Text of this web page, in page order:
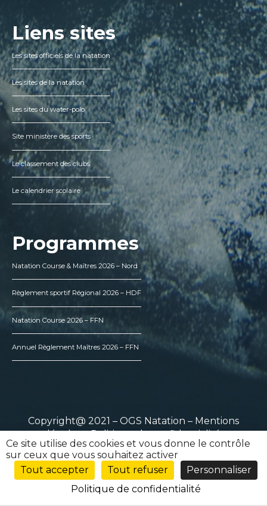
Liens sites
Les sites officiels de la natation
Les sites de la natation
Les sites du water-polo
Site ministère des sports
Le classement des clubs
Le calendrier scolaire
Programmes
Natation Course & Maîtres 2026 – Nord
Règlement sportif Régional 2026 – HDF
Natation Course 2026 – FFN
Annuel Règlement Maîtres 2026 – FFN
Copyright@ 2021 – OGS Natation – Mentions
légales–Politique de confidentialité
Ce site utilise des cookies et vous donne le contrôle
sur ceux que vous souhaitez activer
Tout accepter
Tout refuser
Personnaliser
Politique de confidentialité